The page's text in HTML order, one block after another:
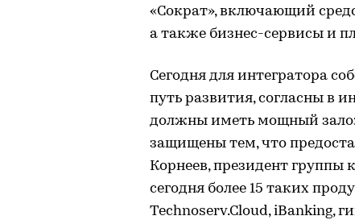
«Сократ», включающий
а также бизнес-сервисы и
Сегодня для интегратора
путь развития, согласны в
должны иметь мощный
защищены тем, что
Корнеев, президент группы
сегодня более 15 таких
Technoserv.Cloud, iBanking,